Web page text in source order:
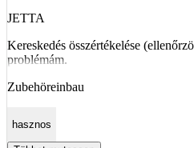
JETTA
Kereskedés összértékelése
problémám.
Zubehöreinbau
hasznos